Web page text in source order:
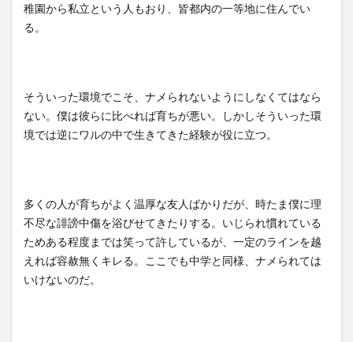
稚園から私立という人もおり、皆都内の一等地に住んでい
る。
そういった環境でこそ、ナメられないようにしなくてはなら
ない。僕は彼らに比べれば育ちが悪い。しかしそういった環
境では逆にワルの中で生きてきた経験が役に立つ。
多くの人が育ちがよく温厚な友人ばかりだが、時たま僕に理
不尽な誹謗中傷を浴びせてきたりする。いじられ慣れている
ためある程度までは笑って許しているが、一定のラインを越
えれば容赦無くキレる。ここでも中学と同様、ナメられては
いけないのだ。